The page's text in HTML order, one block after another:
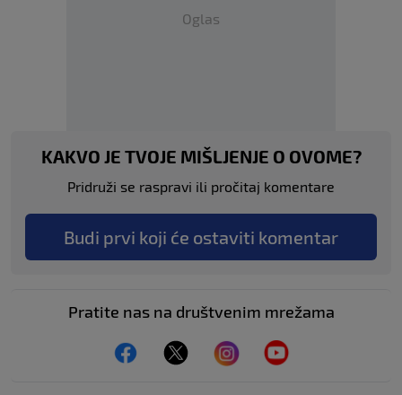
Oglas
KAKVO JE TVOJE MIŠLJENJE O OVOME?
Pridruži se raspravi ili pročitaj komentare
Budi prvi koji će ostaviti komentar
Pratite nas na društvenim mrežama